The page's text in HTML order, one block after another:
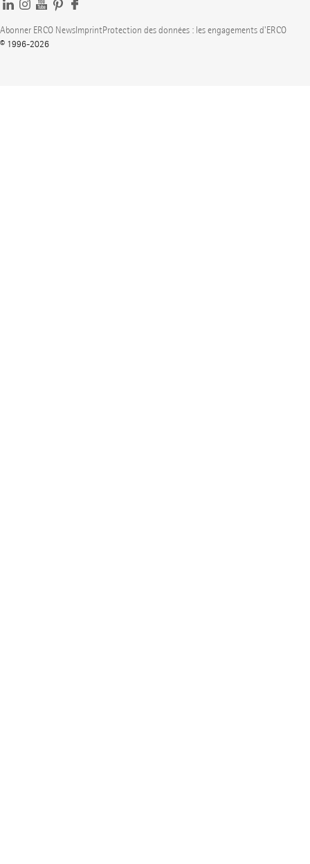
Abonner ERCO NewsImprintProtection des données : les engagements d'ERCO
© 1996-2026